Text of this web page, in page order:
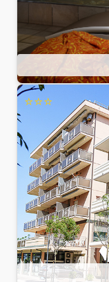
⭐⭐⭐